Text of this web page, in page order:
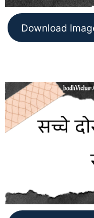
Download